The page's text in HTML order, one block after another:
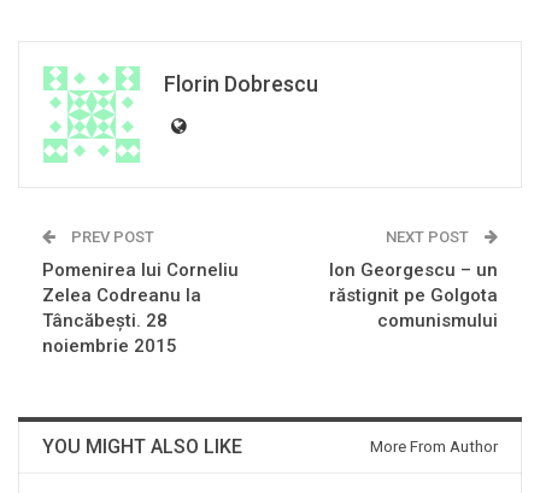
Florin Dobrescu
PREV POST
Pomenirea lui Corneliu
Zelea Codreanu la
Tâncăbeşti. 28
noiembrie 2015
NEXT POST
Ion Georgescu – un
răstignit pe Golgota
comunismului
YOU MIGHT ALSO LIKE More From Author